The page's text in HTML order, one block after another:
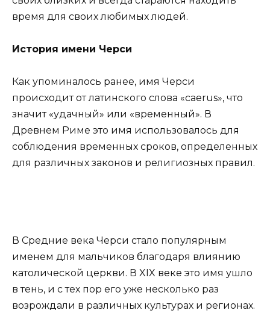
время для своих любимых людей.
История имени Черси
Как упоминалось ранее, имя Черси
происходит от латинского слова «caerus», что
значит «удачный» или «временный». В
Древнем Риме это имя использовалось для
соблюдения временных сроков, определенных
для различных законов и религиозных правил.
В Средние века Черси стало популярным
именем для мальчиков благодаря влиянию
католической церкви. В XIX веке это имя ушло
в тень, и с тех пор его уже несколько раз
возрождали в различных культурах и регионах.